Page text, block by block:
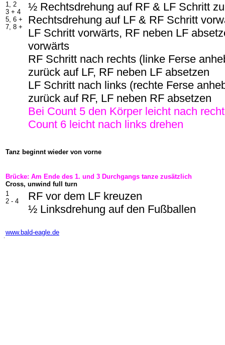
1, 2
3 + 4
5, 6 +
7, 8 +
½ Rechtsdrehung auf RF & LF Schritt
Rechtsdrehung auf LF & RF Schritt
LF Schritt vorwärts, RF neben LF
vorwärts
RF Schritt nach rechts (linke Ferse
zurück auf LF, RF neben LF absetzen
LF Schritt nach links (rechte Ferse
zurück auf RF, LF neben RF absetzen
Bei Count 5 den Körper leicht nach
Count 6 leicht nach links drehen
Tanz beginnt wieder von vorne
Brücke: Am Ende des 1. und 3 Durchgangs tanze zusätzlich
Cross, unwind full turn
1
2 - 4
RF vor dem LF kreuzen
½ Linksdrehung auf den Fußballen
www.bald-eagle.de